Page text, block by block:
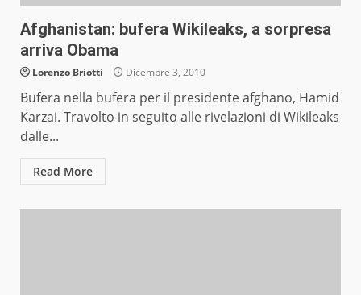
Afghanistan: bufera Wikileaks, a sorpresa
arriva Obama
Lorenzo Briotti Dicembre 3, 2010
Bufera nella bufera per il presidente afghano, Hamid
Karzai. Travolto in seguito alle rivelazioni di Wikileaks
dalle...
Read More